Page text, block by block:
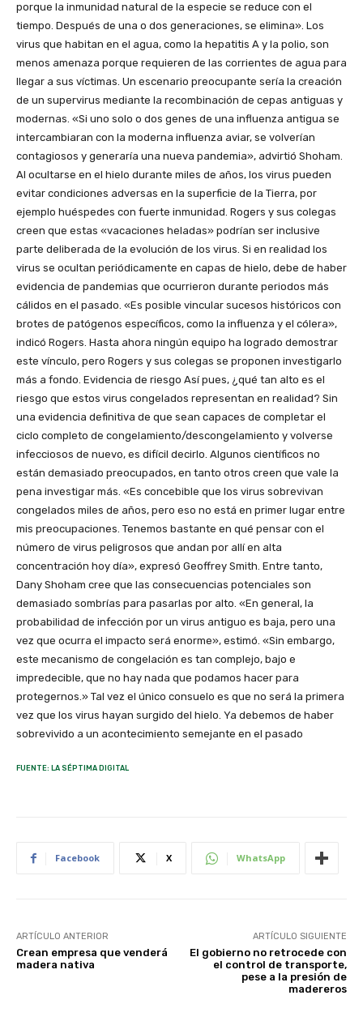
porque la inmunidad natural de la especie se reduce con el
tiempo. Después de una o dos generaciones, se elimina». Los
virus que habitan en el agua, como la hepatitis A y la polio, son
menos amenaza porque requieren de las corrientes de agua para
llegar a sus víctimas. Un escenario preocupante sería la creación
de un supervirus mediante la recombinación de cepas antiguas y
modernas. «Si uno solo o dos genes de una influenza antigua se
intercambiaran con la moderna influenza aviar, se volverían
contagiosos y generaría una nueva pandemia», advirtió Shoham.
Al ocultarse en el hielo durante miles de años, los virus pueden
evitar condiciones adversas en la superficie de la Tierra, por
ejemplo huéspedes con fuerte inmunidad. Rogers y sus colegas
creen que estas «vacaciones heladas» podrían ser inclusive
parte deliberada de la evolución de los virus. Si en realidad los
virus se ocultan periódicamente en capas de hielo, debe de haber
evidencia de pandemias que ocurrieron durante periodos más
cálidos en el pasado. «Es posible vincular sucesos históricos con
brotes de patógenos específicos, como la influenza y el cólera»,
indicó Rogers. Hasta ahora ningún equipo ha logrado demostrar
este vínculo, pero Rogers y sus colegas se proponen investigarlo
más a fondo. Evidencia de riesgo Así pues, ¿qué tan alto es el
riesgo que estos virus congelados representan en realidad? Sin
una evidencia definitiva de que sean capaces de completar el
ciclo completo de congelamiento/descongelamiento y volverse
infecciosos de nuevo, es difícil decirlo. Algunos científicos no
están demasiado preocupados, en tanto otros creen que vale la
pena investigar más. «Es concebible que los virus sobrevivan
congelados miles de años, pero eso no está en primer lugar entre
mis preocupaciones. Tenemos bastante en qué pensar con el
número de virus peligrosos que andan por allí en alta
concentración hoy día», expresó Geoffrey Smith. Entre tanto,
Dany Shoham cree que las consecuencias potenciales son
demasiado sombrías para pasarlas por alto. «En general, la
probabilidad de infección por un virus antiguo es baja, pero una
vez que ocurra el impacto será enorme», estimó. «Sin embargo,
este mecanismo de congelación es tan complejo, bajo e
impredecible, que no hay nada que podamos hacer para
protegernos.» Tal vez el único consuelo es que no será la primera
vez que los virus hayan surgido del hielo. Ya debemos de haber
sobrevivido a un acontecimiento semejante en el pasado
FUENTE: LA SÉPTIMA DIGITAL
Facebook X WhatsApp
ARTÍCULO ANTERIOR
Crean empresa que venderá
madera nativa
ARTÍCULO SIGUIENTE
El gobierno no retrocede con
el control de transporte,
pese a la presión de
madereros